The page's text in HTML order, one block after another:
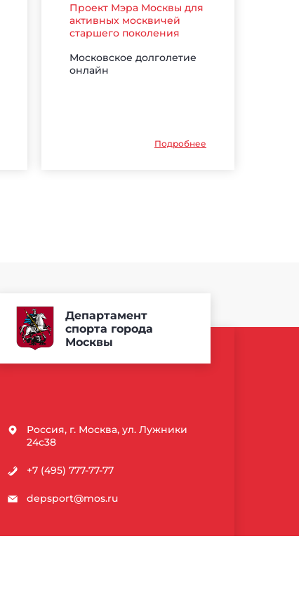
Проект Мэра Москвы для
активных москвичей
старшего поколения
Московское долголетие
онлайн
Подробнее
Департамент
спорта города
Москвы
Россия, г. Москва, ул. Лужники
24с38
+7 (495) 777-77-77
depsport@mos.ru